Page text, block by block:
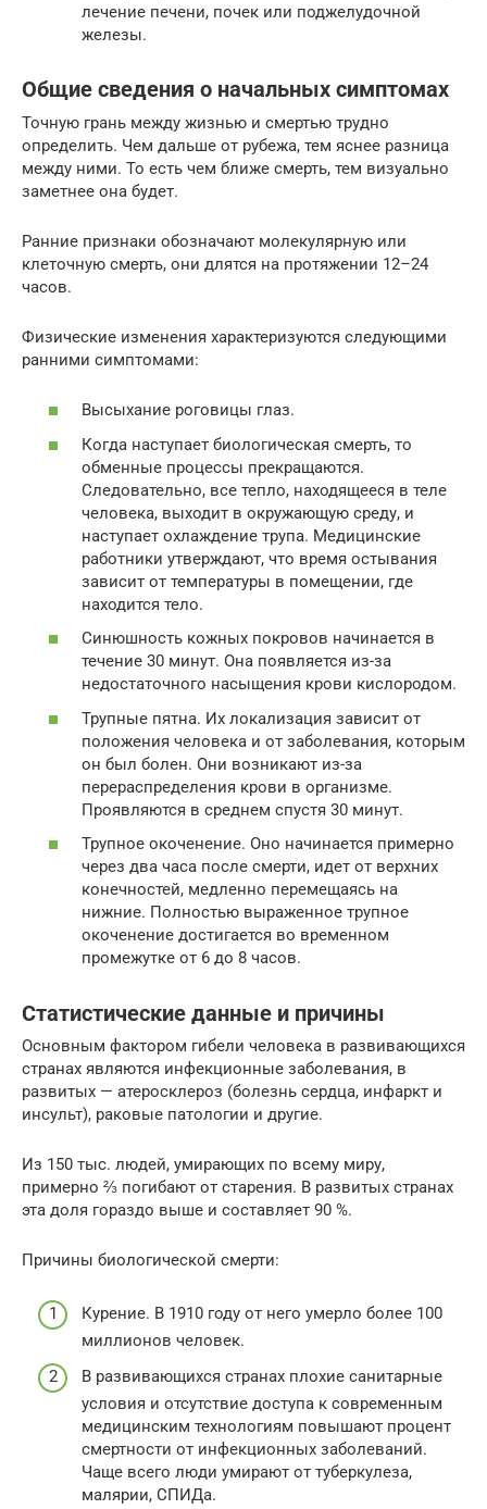
лечение печени, почек или поджелудочной
железы.
Общие сведения о начальных симптомах
Точную грань между жизнью и смертью трудно
определить. Чем дальше от рубежа, тем яснее разница
между ними. То есть чем ближе смерть, тем визуально
заметнее она будет.
Ранние признаки обозначают молекулярную или
клеточную смерть, они длятся на протяжении 12–24
часов.
Физические изменения характеризуются следующими
ранними симптомами:
Высыхание роговицы глаз.
Когда наступает биологическая смерть, то
обменные процессы прекращаются.
Следовательно, все тепло, находящееся в теле
человека, выходит в окружающую среду, и
наступает охлаждение трупа. Медицинские
работники утверждают, что время остывания
зависит от температуры в помещении, где
находится тело.
Синюшность кожных покровов начинается в
течение 30 минут. Она появляется из-за
недостаточного насыщения крови кислородом.
Трупные пятна. Их локализация зависит от
положения человека и от заболевания, которым
он был болен. Они возникают из-за
перераспределения крови в организме.
Проявляются в среднем спустя 30 минут.
Трупное окоченение. Оно начинается примерно
через два часа после смерти, идет от верхних
конечностей, медленно перемещаясь на
нижние. Полностью выраженное трупное
окоченение достигается во временном
промежутке от 6 до 8 часов.
Статистические данные и причины
Основным фактором гибели человека в развивающихся
странах являются инфекционные заболевания, в
развитых — атеросклероз (болезнь сердца, инфаркт и
инсульт), раковые патологии и другие.
Из 150 тыс. людей, умирающих по всему миру,
примерно ⅔ погибают от старения. В развитых странах
эта доля гораздо выше и составляет 90 %.
Причины биологической смерти:
Курение. В 1910 году от него умерло более 100
миллионов человек.
В развивающихся странах плохие санитарные
условия и отсутствие доступа к современным
медицинским технологиям повышают процент
смертности от инфекционных заболеваний.
Чаще всего люди умирают от туберкулеза,
малярии, СПИДа.